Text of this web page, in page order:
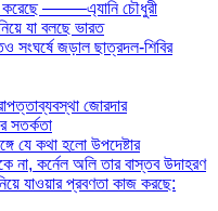
করেছে ——–এ্যানি চৌধুরী
যা বলছে ভারত
সংঘর্ষে জড়াল ছাত্রদল-শিবির
জোরদার
সতর্কতা
যে কথা হলো উপদেষ্টার
না, কর্নেল অলি তার বাস্তব উদাহরণ
যাওয়ার প্রবণতা কাজ করছে: